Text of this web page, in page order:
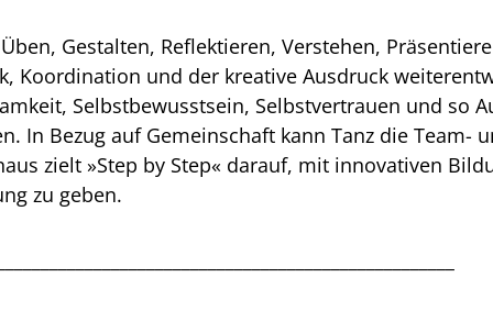
Gestalten, Reflektieren, Verstehen,
Koordination und der kreative Ausdruck
Selbstbewusstsein, Selbstvertrauen und so
In Bezug auf Gemeinschaft kann Tanz die Team-
zielt »Step by Step« darauf, mit innovativen
zu geben.